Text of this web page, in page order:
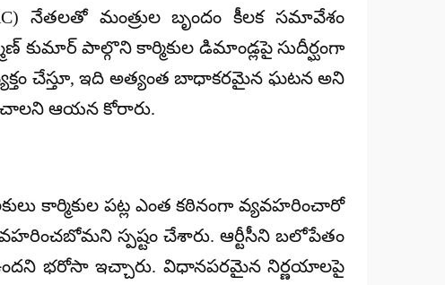
నేతలతో మంత్రుల బృందం కీలక సమావేశం
కుమార్ పాల్గొని కార్మికుల డిమాండ్లపై సుదీర్ఘంగా
చేస్తూ, ఇది అత్యంత బాధాకరమైన ఘటన అని
ఆయన కోరారు.
కార్మికుల పట్ల ఎంత కఠినంగా వ్యవహరించారో
స్పష్టం చేశారు. ఆర్టీసీని బలోపేతం
ఉందని భరోసా ఇచ్చారు. విధానపరమైన నిర్ణయాలపై